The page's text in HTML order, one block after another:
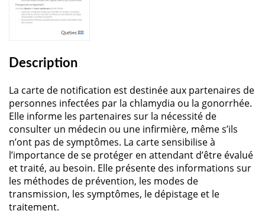
Description
La carte de notification est destinée aux partenaires de
personnes infectées par la chlamydia ou la gonorrhée.
Elle informe les partenaires sur la nécessité de
consulter un médecin ou une infirmière, même s’ils
n’ont pas de symptômes. La carte sensibilise à
l’importance de se protéger en attendant d’être évalué
et traité, au besoin. Elle présente des informations sur
les méthodes de prévention, les modes de
transmission, les symptômes, le dépistage et le
traitement.